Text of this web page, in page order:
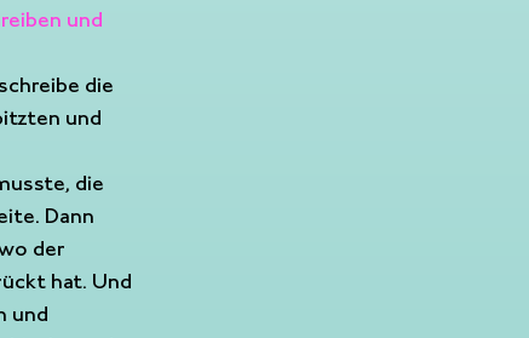
und
die
und
die
Dann
der
hat. Und
und